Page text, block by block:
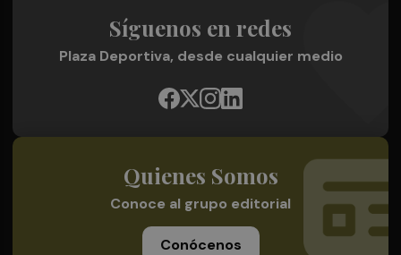
Síguenos en redes
Plaza Deportiva, desde cualquier medio
Quienes Somos
Conoce al grupo editorial
Conócenos